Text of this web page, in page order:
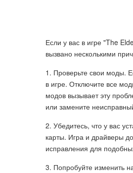
Если у вас в игре "The
вызвано несколькими
1. Проверьте свои моды.
в игре. Отключите все
модов вызывает эту
или замените
2. Убедитесь, что у вас
карты. Игра и драйверы
исправления для
3. Попробуйте изменить